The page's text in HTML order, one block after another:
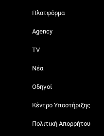
Πλατφόρμα
Agency
TV
Νέα
Οδηγοί
Κέντρο Υποστήριξης
Πολιτική Απορρήτου